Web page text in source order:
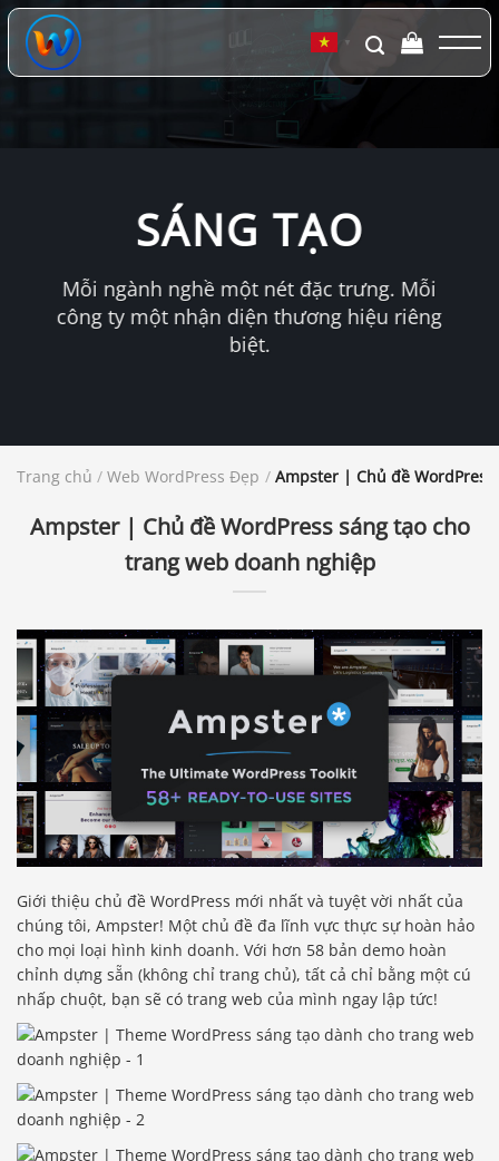
Chuyển
đến
dung
▼
SÁNG TẠO
Mỗi ngành nghề một nét đặc trưng. Mỗi
công ty một nhận diện thương hiệu riêng
biệt.
Trang chủ / Web WordPress Đẹp / Ampster | Chủ đề
Ampster | Chủ đề WordPress sáng tạo cho
trang web doanh nghiệp
Giới thiệu chủ đề WordPress mới nhất và tuyệt vời nhất của
chúng tôi, Ampster! Một chủ đề đa lĩnh vực thực sự hoàn hảo
cho mọi loại hình kinh doanh. Với hơn 58 bản demo hoàn
chỉnh dựng sẵn (không chỉ trang chủ), tất cả chỉ bằng một cú
nhấp chuột, bạn sẽ có trang web của mình ngay lập tức!